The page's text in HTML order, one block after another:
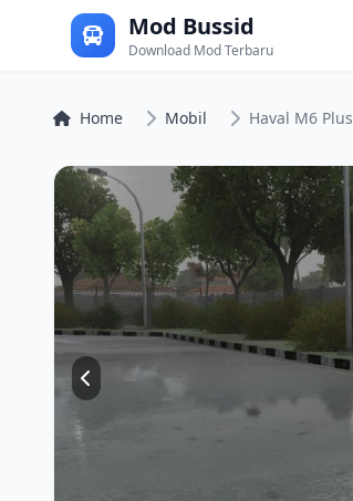
Mod Bussid
Download Mod Terbaru
Home Mobil Haval M6 Plus